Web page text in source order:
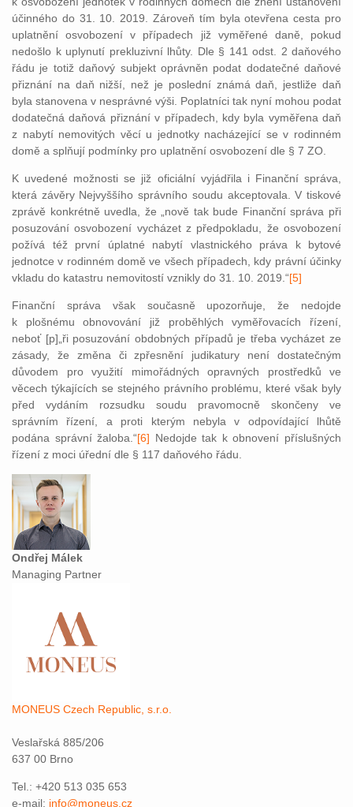
účinného do 31. 10. 2019. Zároveň tím byla otevřena cesta pro
uplatnění osvobození v případech již vyměřené daně, pokud
nedošlo k uplynutí prekluzivní lhůty. Dle § 141 odst. 2 daňového
řádu je totiž daňový subjekt oprávněn podat dodatečné daňové
přiznání na daň nižší, než je poslední známá daň, jestliže daň
byla stanovena v nesprávné výši. Poplatníci tak nyní mohou podat
dodatečná daňová přiznání v případech, kdy byla vyměřena daň
z nabytí nemovitých věcí u jednotky nacházející se v rodinném
domě a splňují podmínky pro uplatnění osvobození dle § 7 ZO.
K uvedené možnosti se již oficiální vyjádřila i Finanční správa,
která závěry Nejvyššího správního soudu akceptovala. V tiskové
zprávě konkrétně uvedla, že „nově tak bude Finanční správa při
posuzování osvobození vycházet z předpokladu, že osvobození
požívá též první úplatné nabytí vlastnického práva k bytové
jednotce v rodinném domě ve všech případech, kdy právní účinky
vkladu do katastru nemovitostí vznikly do 31. 10. 2019.“[5]
Finanční správa však současně upozorňuje, že nedojde
k plošnému obnovování již proběhlých vyměřovacích řízení,
neboť [p]„ři posuzování obdobných případů je třeba vycházet ze
zásady, že změna či zpřesnění judikatury není dostatečným
důvodem pro využití mimořádných opravných prostředků ve
věcech týkajících se stejného právního problému, které však byly
před vydáním rozsudku soudu pravomocně skončeny ve
správním řízení, a proti kterým nebyla v odpovídající lhůtě
podána správní žaloba.“[6] Nedojde tak k obnovení příslušných
řízení z moci úřední dle § 117 daňového řádu.
Ondřej Málek
Managing Partner
MONEUS Czech Republic, s.r.o.
Veslařská 885/206
637 00 Brno
Tel.: +420 513 035 653
e-mail: info@moneus.cz